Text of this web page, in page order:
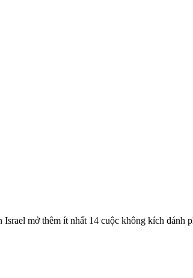
mở thêm ít nhất 14 cuộc không kích đánh